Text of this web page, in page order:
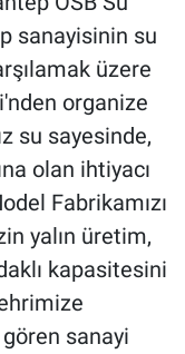
sanayisinin su
üzere
organize
su sayesinde,
olan ihtiyacı
Fabrikamızı
yalın üretim,
kapasitesini
sanayi